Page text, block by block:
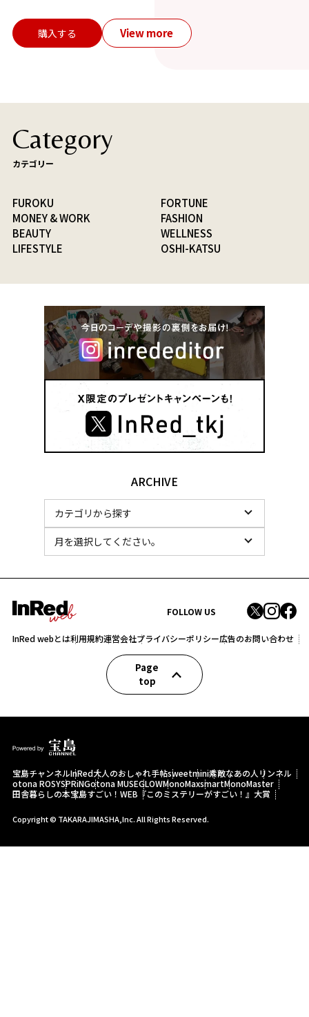
購入する View more
Category
カテゴリー
FUROKU
FORTUNE
MONEY & WORK
FASHION
BEAUTY
WELLNESS
LIFESTYLE
OSHI-KATSU
ARCHIVE
FOLLOW US
InRed webとは利用規約運営会社プライバシーポリシー広告のお問い合わせ
Page
top
宝島チャンネルInRed大人のおしゃれ手帖sweetmini素敵なあの人 リンネル
otona ROSYSPRiNGotona MUSEGLOWMonoMaxsmartMonoMaster
田舎暮らしの本宝島すごい！WEB 『このミステリーがすごい！』大賞
Copyright © TAKARAJIMASHA,Inc. All Rights Reserved.